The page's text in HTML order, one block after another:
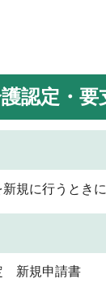
認定・
規に行うときに
新規申請書